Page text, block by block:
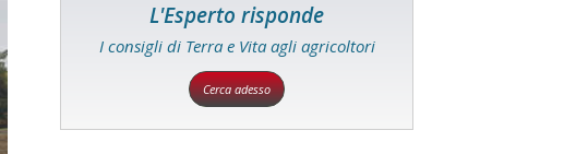
L'Esperto risponde
I consigli di Terra e Vita agli agricoltori
Cerca adesso